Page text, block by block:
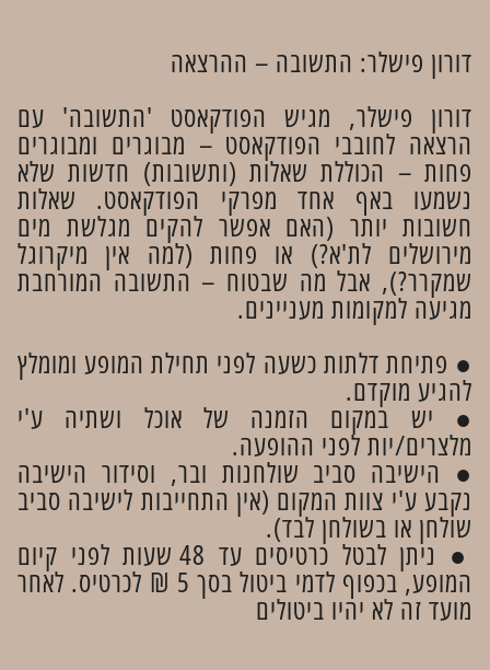
דורון פישלר: התשובה – ההרצאה
דורון פישלר, מגיש הפודקאסט 'התשובה' עם
הרצאה לחובבי הפודקאסט – מבוגרים ומבוגרים
פחות – הכוללת שאלות (ותשובות) חדשות שלא
נשמעו באף אחד מפרקי הפודקאסט. שאלות
חשובות יותר (האם אפשר להקים מגלשת מים
מירושלים לת'א?) או פחות (למה אין מיקרוגל
שמקרר?), אבל מה שבטוח – התשובה המורחבת
מגיעה למקומות מעניינים.
● פתיחת דלתות כשעה לפני תחילת המופע ומומלץ
להגיע מוקדם.
● יש במקום הזמנה של אוכל ושתיה ע'י
מלצרים/יות לפני ההופעה.
● הישיבה סביב שולחנות ובר, וסידור הישיבה
נקבע ע'י צוות המקום (אין התחייבות לישיבה סביב
שולחן או בשולחן לבד).
● ניתן לבטל כרטיסים עד 48 שעות לפני קיום
המופע, בכפוף לדמי ביטול בסך 5 ₪ לכרטיס. לאחר
מועד זה לא יהיו ביטולים